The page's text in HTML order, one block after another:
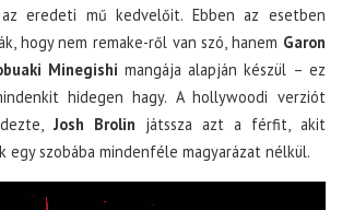
eredeti mű kedvelőit. Ebben az esetben
hogy nem remake-ről van szó, hanem Garon
Minegishi mangája alapján készül – ez
hidegen hagy. A hollywoodi verziót
Josh Brolin játssza azt a férfit, akit
egy szobába mindenféle magyarázat nélkül.